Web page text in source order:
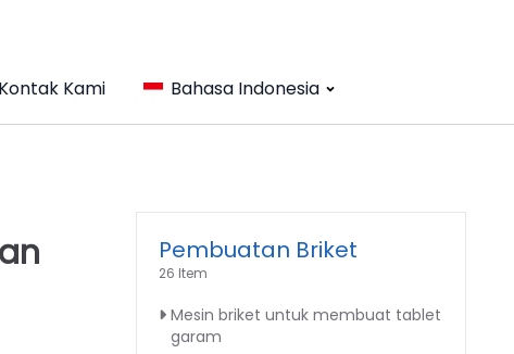
Kontak Kami Bahasa Indonesia
Pembuatan Briket
26 Item
Mesin briket untuk membuat tablet
garam